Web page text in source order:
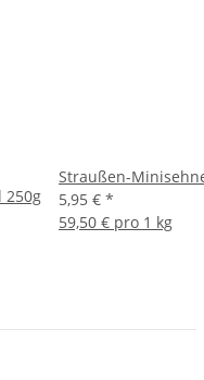
250g
Straußen-
5,95 € *
59,50 € pro 1 kg